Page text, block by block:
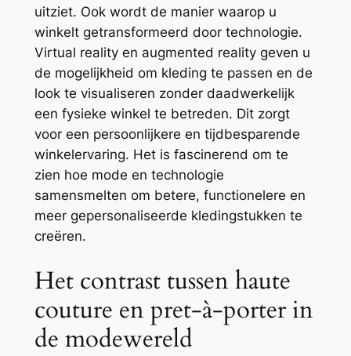
uitziet. Ook wordt de manier waarop u
winkelt getransformeerd door technologie.
Virtual reality en augmented reality geven u
de mogelijkheid om kleding te passen en de
look te visualiseren zonder daadwerkelijk
een fysieke winkel te betreden. Dit zorgt
voor een persoonlijkere en tijdbesparende
winkelervaring. Het is fascinerend om te
zien hoe mode en technologie
samensmelten om betere, functionelere en
meer gepersonaliseerde kledingstukken te
creëren.
Het contrast tussen haute
couture en pret-à-porter in
de modewereld